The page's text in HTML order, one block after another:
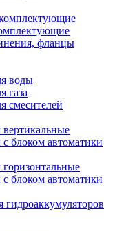
фланцы
воды
газа
смесителей
блоком автоматики
блоком автоматики